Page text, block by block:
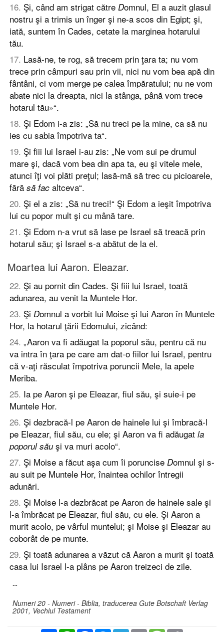
16. Şi, când am strigat către Domnul, El a auzit glasul
nostru şi a trimis un înger şi ne-a scos din Egipt; şi,
iată, suntem în Cades, cetate la marginea hotarului
tău.
17. Lasă-ne, te rog, să trecem prin ţara ta; nu vom
trece prin câmpuri sau prin vii, nici nu vom bea apă din
fântâni, ci vom merge pe calea împăratului; nu ne vom
abate nici la dreapta, nici la stânga, până vom trece
hotarul tău»“.
18. Şi Edom i-a zis: „Să nu treci pe la mine, ca să nu
ies cu sabia împotriva ta“.
19. Şi fiii lui Israel i-au zis: „Ne vom sui pe drumul
mare şi, dacă vom bea din apa ta, eu şi vitele mele,
atunci îţi voi plăti preţul; lasă-mă să trec cu picioarele,
fără să fac altceva“.
20. Şi el a zis: „Să nu treci!“ Şi Edom a ieşit împotriva
lui cu popor mult şi cu mână tare.
21. Şi Edom n-a vrut să lase pe Israel să treacă prin
hotarul său; şi Israel s-a abătut de la el.
Moartea lui Aaron. Eleazar.
22. Şi au pornit din Cades. Şi fiii lui Israel, toată
adunarea, au venit la Muntele Hor.
23. Şi Domnul a vorbit lui Moise şi lui Aaron în Muntele
Hor, la hotarul ţării Edomului, zicând:
24. „Aaron va fi adăugat la poporul său, pentru că nu
va intra în ţara pe care am dat-o fiilor lui Israel, pentru
că v-aţi răsculat împotriva poruncii Mele, la apele
Meriba.
25. Ia pe Aaron şi pe Eleazar, fiul său, şi suie-i pe
Muntele Hor.
26. Şi dezbracă-l pe Aaron de hainele lui şi îmbracă-l
pe Eleazar, fiul său, cu ele; şi Aaron va fi adăugat la
poporul săuşi va muri acolo“.
27. Şi Moise a făcut aşa cum îi poruncise Domnul şi s-
au suit pe Muntele Hor, înaintea ochilor întregii
adunări.
28. Şi Moise l-a dezbrăcat pe Aaron de hainele sale şi
l-a îmbrăcat pe Eleazar, fiul său, cu ele. Şi Aaron a
murit acolo, pe vârful muntelui; şi Moise şi Eleazar au
coborât de pe munte.
29. Şi toată adunarea a văzut că Aaron a murit şi toată
casa lui Israel l-a plâns pe Aaron treizeci de zile.
--
Numeri 20 - Numeri - Biblia, traducerea Gute Botschaft Verlag
2001, Vechiul Testament